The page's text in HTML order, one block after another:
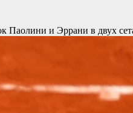
Паолини и Эррани в двух